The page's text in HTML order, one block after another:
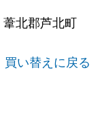
葦北郡芦北町
い替えに戻る